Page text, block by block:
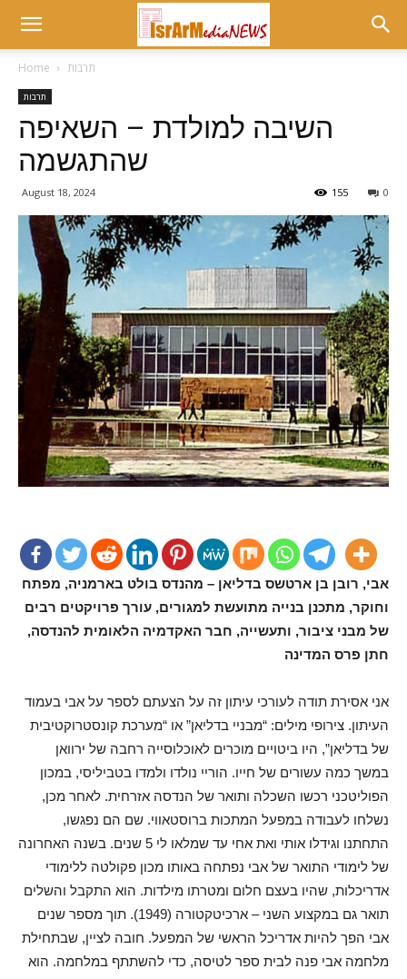
Home תרבות
תרבות
השיבה למולדת – השאיפה
שהתגשמה
August 18, 2024 0
155
אבי, רובן בן ארטשס בדליאן – מהנדס בולט בארמניה, מפתח
וחוקר, מתכנן בנייה מתועשת למגורים, עורך פרויקטים רבים
של מבני ציבור, ותעשייה, חבר האקדמיה הלאומית להנדסה,
חתן פרס המדינה
אני אסירת תודה לעורכי עיתון זה על הצעתם לספר על אבי בעמוד
העיתון. צירופי מילים: “מבניי בדליאן” או “מערכת קונסטרוקטיבית
של בדליאן”, היו ביטויים מוכרים לאוכלוסייה רחבה של ירוואן
במשך כמה עשורים של חייו. הוריי נולדו ולמדו בטביליסי, במכון
הפוליטכני רכשו השכלה ותואר של הנדסה אזרחית. לאחר מכן,
נשלחו לעבודה במפעל המתכות ברוסטאווי. שם הם נפגשו,
התחתנו וגידלו אותי ואת אחי עד שמלאו לי 5 שנים. בשנה האחרונה
של לימודי התואר של אבי נפתחה באותו מכון פקולטה ללימודי
אדריכלות, שהיו בעצם חלום ומטרתו מילדות. הוא התקבל והשלים
תואר גם במקצוע השני – ארכיטקטורה (1949). תוך מספר שנים
אבי הפך להיות אדריכל הראשי של המפעל. חובה לציין, שבתחילת
מלחמה אבי פנה לבית ספר לטיסה, כדי להשתתף במלחמה. הוא